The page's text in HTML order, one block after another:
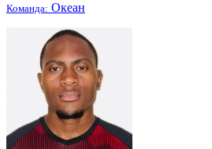
Команда: Океан